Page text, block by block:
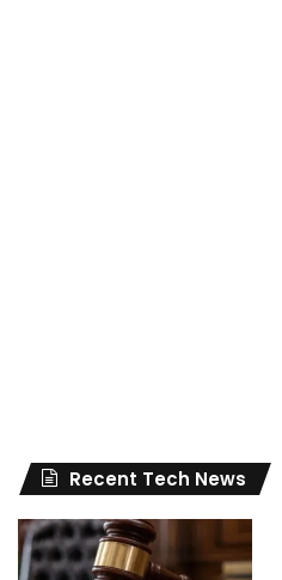
Recent Tech News